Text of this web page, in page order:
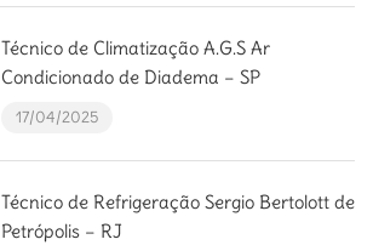
Técnico de Climatização A.G.S Ar
Condicionado de Diadema – SP
17/04/2025
Técnico de Refrigeração Sergio Bertolott de
Petrópolis – RJ